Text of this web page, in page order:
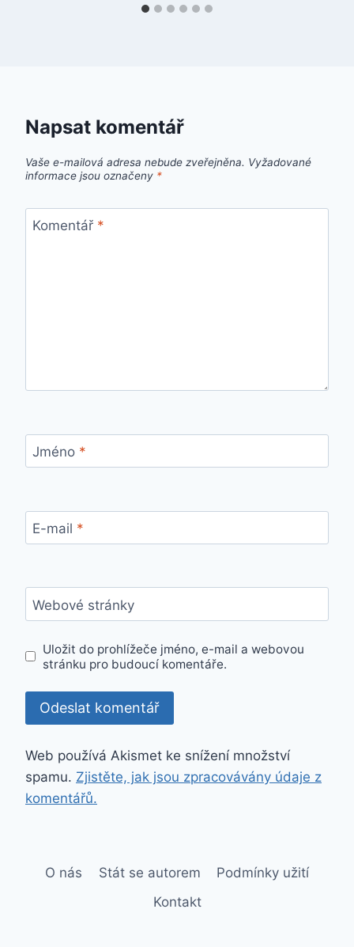
Napsat komentář
Vaše e-mailová adresa nebude zveřejněna. Vyžadované
informace jsou označeny *
Komentář *
Jméno *
E-mail *
Webové stránky
Uložit do prohlížeče jméno, e-mail a webovou
stránku pro budoucí komentáře.
Web používá Akismet ke snížení množství
spamu. Zjistěte, jak jsou zpracovávány údaje z
komentářů.
O nás Stát se autorem
Podmínky užití
Kontakt